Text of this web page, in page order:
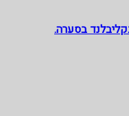
בסערה.